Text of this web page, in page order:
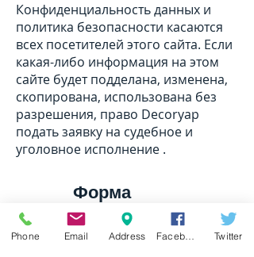
Конфиденциальность данных и
политика безопасности касаются
всех посетителей этого сайта. Если
какая-либо информация на этом
сайте будет подделана, изменена,
скопирована, использована без
разрешения, право Decoryap
подать заявку на судебное и
уголовное исполнение .
Форма
обратной
связи
Phone Email Address Twitter